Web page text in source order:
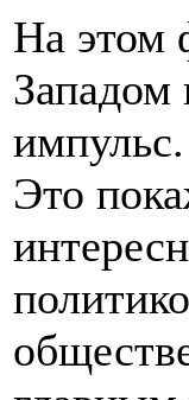
На этом
Это